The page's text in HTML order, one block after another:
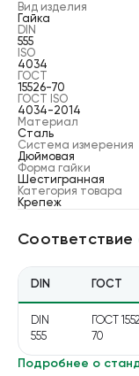
Вид изделия
Гайка
DIN
555
ISO
4034
ГОСТ
15526-70
ГОСТ ISO
4034-2014
Материал
Сталь
Система измерения
Дюймовая
Форма гайки
Шестигранная
Категория товара
Крепеж
DIN ГОСТ
DIN
555
ГОСТ
70
Подробнее о